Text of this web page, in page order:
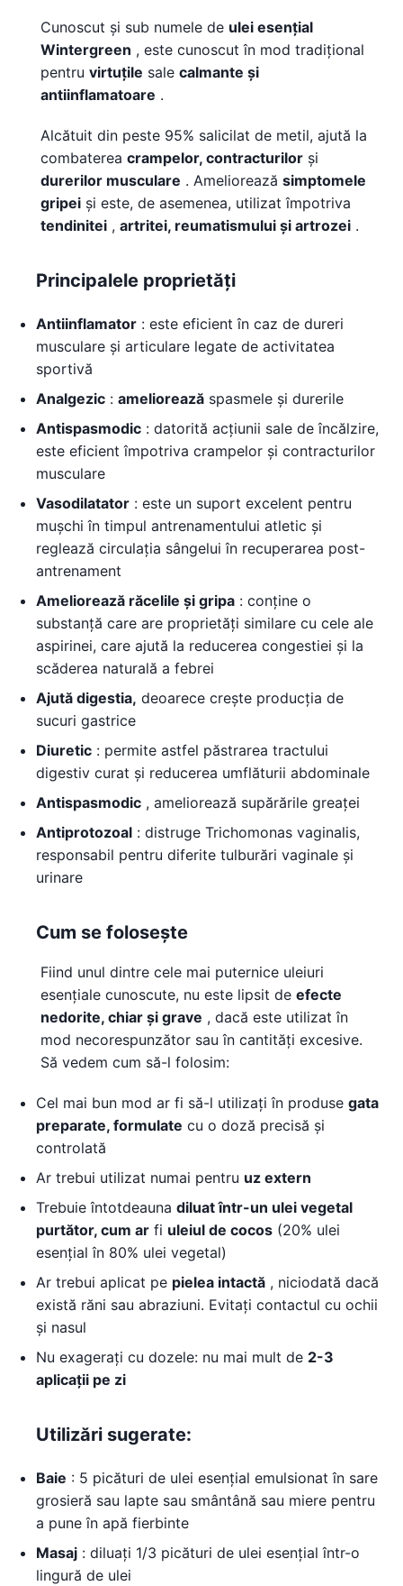
Cunoscut și sub numele de ulei esențial
Wintergreen , este cunoscut în mod tradițional
pentru virtuțile sale calmante și
antiinflamatoare .
Alcătuit din peste 95% salicilat de metil, ajută la
combaterea crampelor, contracturilor și
durerilor musculare . Ameliorează simptomele
gripei și este, de asemenea, utilizat împotriva
tendinitei , artritei, reumatismului și artrozei .
Principalele proprietăți
Antiinflamator : este eficient în caz de dureri
musculare și articulare legate de activitatea
sportivă
Analgezic : ameliorează spasmele și durerile
Antispasmodic : datorită acțiunii sale de încălzire,
este eficient împotriva crampelor și contracturilor
musculare
Vasodilatator : este un suport excelent pentru
mușchi în timpul antrenamentului atletic și
reglează circulația sângelui în recuperarea post-
antrenament
Ameliorează răcelile și gripa : conține o
substanță care are proprietăți similare cu cele ale
aspirinei, care ajută la reducerea congestiei și la
scăderea naturală a febrei
Ajută digestia, deoarece crește producția de
sucuri gastrice
Diuretic : permite astfel păstrarea tractului
digestiv curat și reducerea umflăturii abdominale
Antispasmodic , ameliorează supărările greaței
Antiprotozoal : distruge Trichomonas vaginalis,
responsabil pentru diferite tulburări vaginale și
urinare
Cum se folosește
Fiind unul dintre cele mai puternice uleiuri
esențiale cunoscute, nu este lipsit de efecte
nedorite, chiar și grave , dacă este utilizat în
mod necorespunzător sau în cantități excesive.
Să vedem cum să-l folosim:
Cel mai bun mod ar fi să-l utilizați în produse gata
preparate, formulate cu o doză precisă și
controlată
Ar trebui utilizat numai pentru uz extern
Trebuie întotdeauna diluat într-un ulei vegetal
purtător, cum ar fi uleiul de cocos (20% ulei
esențial în 80% ulei vegetal)
Ar trebui aplicat pe pielea intactă , niciodată dacă
există răni sau abraziuni. Evitați contactul cu ochii
și nasul
Nu exagerați cu dozele: nu mai mult de 2-3
aplicații pe zi
Utilizări sugerate:
Baie : 5 picături de ulei esențial emulsionat în sare
grosieră sau lapte sau smântână sau miere pentru
a pune în apă fierbinte
Masaj : diluați 1/3 picături de ulei esențial într-o
lingură de ulei